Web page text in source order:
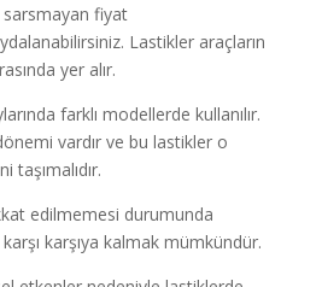
fiyat
Lastikler araçların
yer alır.
farklı modellerde kullanılır.
vardır ve bu lastikler o
taşımalıdır.
edilmemesi durumunda
karşıya kalmak mümkündür.